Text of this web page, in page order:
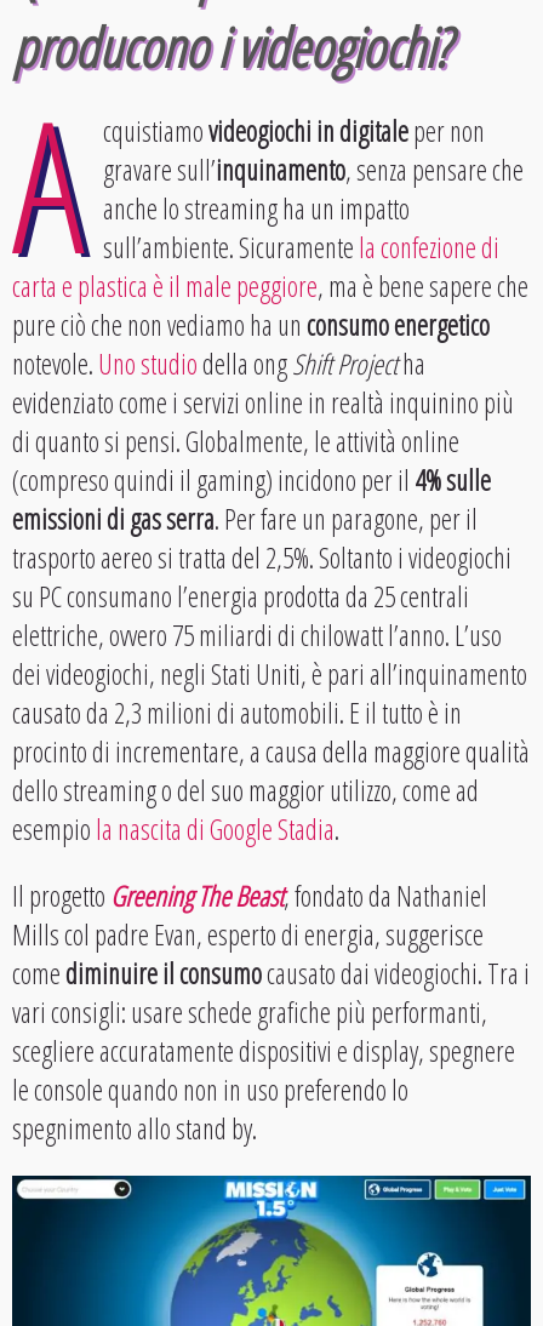
producono i videogiochi?
A cquistiamovideogiochi in digitaleper non
gravare sull’inquinamento, senza pensare che
anche lo streaming ha un impatto
sull’ambiente. Sicuramentela confezione di
carta e plastica è il male peggiore, ma è bene sapere che
pure ciò che non vediamo ha unconsumo energetico
notevole.Uno studiodella ongShift Projectha
evidenziato come i servizi online in realtà inquinino più
di quanto si pensi. Globalmente, le attività online
(compreso quindi il gaming) incidono per il 4% sulle
emissioni di gas serra. Per fare un paragone, per il
trasporto aereo si tratta del 2,5%. Soltanto i videogiochi
su PC consumano l’energia prodotta da 25 centrali
elettriche, ovvero 75 miliardi di chilowatt l’anno. L’uso
dei videogiochi, negli Stati Uniti, è pari all’inquinamento
causato da 2,3 milioni di automobili. E il tutto è in
procinto di incrementare, a causa della maggiore qualità
dello streaming o del suo maggior utilizzo, come ad
esempiola nascita di Google Stadia.
Il progetto Greening The Beast, fondato da Nathaniel
Mills col padre Evan, esperto di energia, suggerisce
comediminuire il consumocausato dai videogiochi. Tra i
vari consigli: usare schede grafiche più performanti,
scegliere accuratamente dispositivi e display, spegnere
le console quando non in uso preferendo lo
spegnimento allo stand by.